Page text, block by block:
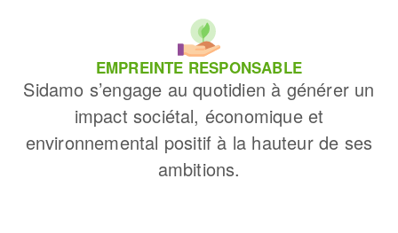
EMPREINTE RESPONSABLE
Sidamo s’engage au quotidien à générer un
impact sociétal, économique et
environnemental positif à la hauteur de ses
ambitions.